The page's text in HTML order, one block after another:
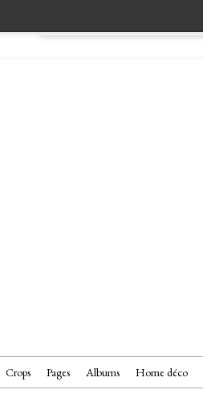
Crops Pages Albums Home déco